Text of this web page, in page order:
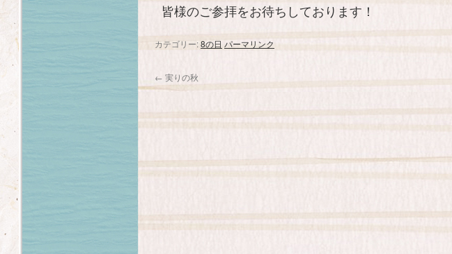
皆様のご参拝をお待ちしております！
カテゴリー:8の日 パーマリンク
← 実りの秋